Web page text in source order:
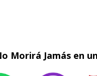
Morirá Jamás en